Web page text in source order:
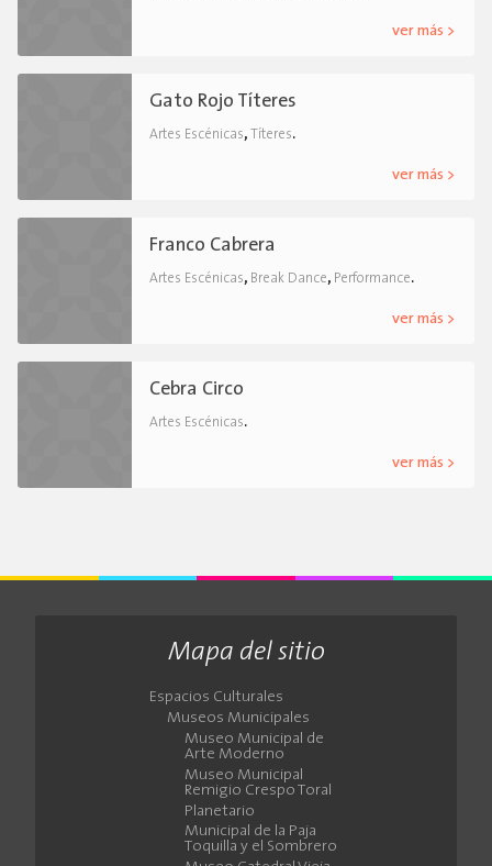
ver más >
Gato Rojo Títeres
Artes Escénicas, Títeres.
ver más >
Franco Cabrera
Artes Escénicas, Break Dance, Performance.
ver más >
Cebra Circo
Artes Escénicas.
ver más >
Mapa del sitio
Espacios Culturales
Museos Municipales
Museo Municipal de
Arte Moderno
Museo Municipal
Remigio Crespo Toral
Planetario
Municipal de la Paja
Toquilla y el Sombrero